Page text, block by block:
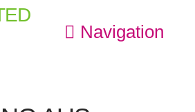
Navigation